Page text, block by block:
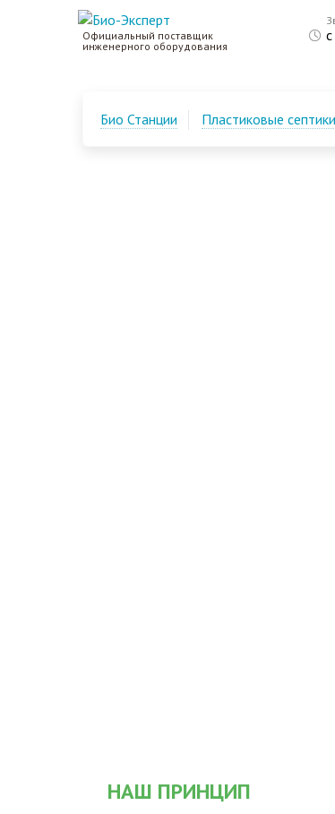
Официальный поставщик
инженерного оборудования
Био Станции Пластиковые
НАШ ПРИНЦИП